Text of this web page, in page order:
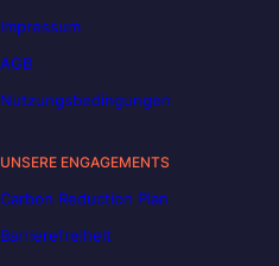
Impressum
AGB
Nutzungsbedingungen
UNSERE ENGAGEMENTS
Carbon Reduction Plan
Barrierefreiheit